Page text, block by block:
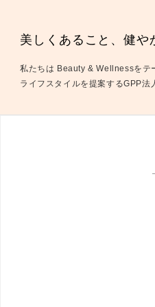
美しくあること、健や
私たちは Beauty & Wellnessをテ
ライフスタイルを提案するGPP法